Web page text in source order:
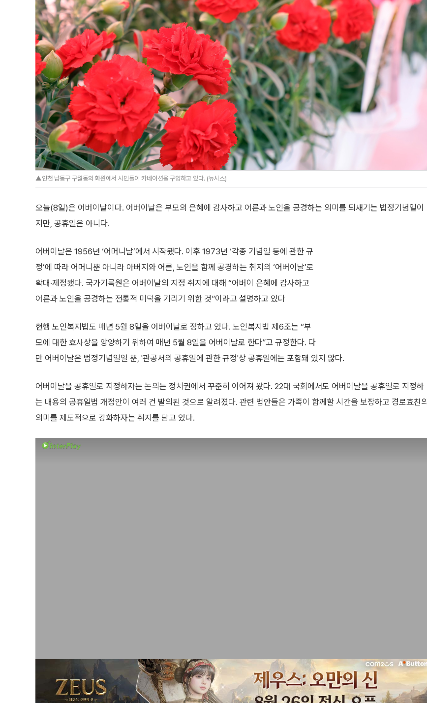
▲인천 남동구 구월동의 화원에서 시민들이 카네이션을 구입하고 있다. (뉴시스)
오늘(8일)은 어버이날이다. 어버이날은 부모의 은혜에 감사하고 어른과 노인을 공경하는 의미를 되새기는 법정기념일이
지만, 공휴일은 아니다.
어버이날은 1956년 ‘어머니날’에서 시작됐다. 이후 1973년 ‘각종 기념일 등에 관한 규
정’에 따라 어머니뿐 아니라 아버지와 어른, 노인을 함께 공경하는 취지의 ‘어버이날’로
확대·제정됐다. 국가기록원은 어버이날의 지정 취지에 대해 “어버이 은혜에 감사하고
어른과 노인을 공경하는 전통적 미덕을 기리기 위한 것”이라고 설명하고 있다
현행 노인복지법도 매년 5월 8일을 어버이날로 정하고 있다. 노인복지법 제6조는 “부
모에 대한 효사상을 앙양하기 위하여 매년 5월 8일을 어버이날로 한다”고 규정한다. 다
만 어버이날은 법정기념일일 뿐, '관공서의 공휴일에 관한 규정'상 공휴일에는 포함돼 있지 않다.
어버이날을 공휴일로 지정하자는 논의는 정치권에서 꾸준히 이어져 왔다. 22대 국회에서도 어버이날을 공휴일로 지정하
는 내용의 공휴일법 개정안이 여러 건 발의된 것으로 알려졌다. 관련 법안들은 가족이 함께할 시간을 보장하고 경로효친의
의미를 제도적으로 강화하자는 취지를 담고 있다.